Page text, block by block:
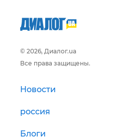
© 2026, Диалог.ua
Все права защищены.
Новости
россия
Блоги